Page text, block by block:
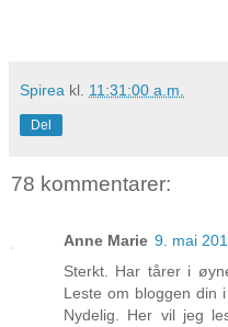
Spirea kl. 11:31:00 a.m.
Del
78 kommentarer:
Anne Marie 9. mai
Sterkt. Har tårer i
Leste om bloggen din
Nydelig. Her vil jeg